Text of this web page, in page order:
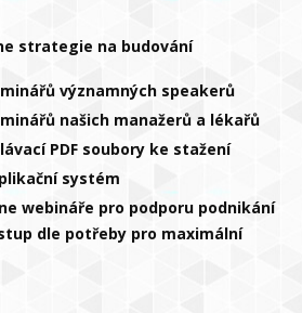
strategie na budování
významných speakerů
našich manažerů a lékařů
PDF soubory ke stažení
systém
webináře pro podporu podnikání
dle potřeby pro maximální